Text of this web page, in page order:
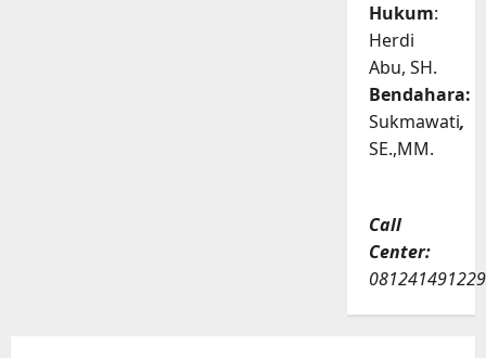
Hukum:
Herdi
Abu, SH.
Bendahara:
Sukmawati,
SE.,MM.
Call
Center:
081241491229